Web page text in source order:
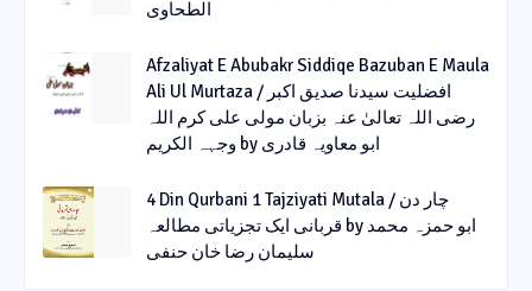
الطحاوی
Afzaliyat E Abubakr Siddiqe Bazuban E Maula
Ali Ul Murtaza / افضلیت سیدنا صدیق اکبر
رضی اللہ تعالیٰ عنہ بزبان مولی علی کرم اللہ
وجہہ الکریم by ابو معاویہ قادری
4 Din Qurbani 1 Tajziyati Mutala / چار دن
قربانی ایک تجزیاتی مطالعہ by ابو حمزہ محمد
سلیمان رضا خان حنفی